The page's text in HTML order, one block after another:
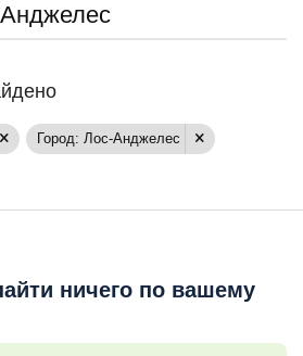
Город: Лос-Анджелес
ничего по вашему